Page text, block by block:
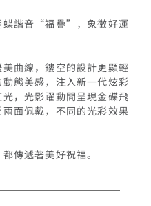
蝶諧音“福疊”，象徵好運
曲線，鏤空的設計更顯輕
態美感，注入新一代炫彩
，光影躍動間呈現金碟飛
面佩戴，不同的光彩效果
傳遞著美好祝福。